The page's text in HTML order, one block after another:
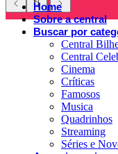
Home
Sobre a central
Buscar por
Central
Central
Cinema
Críticas
Famosos
Musica
Quadrinhos
Streaming
Séries e